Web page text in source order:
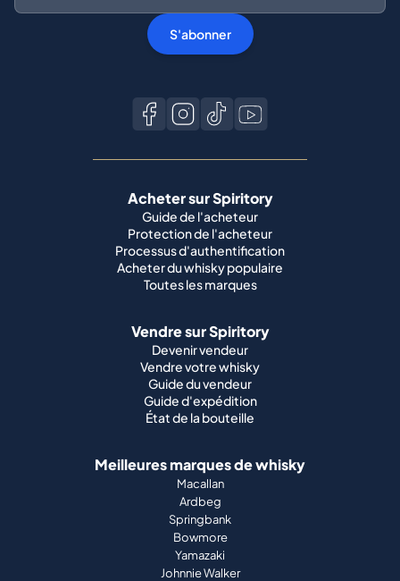
S'abonner
Acheter sur Spiritory
Guide de l'acheteur
Protection de l'acheteur
Processus d'authentification
Acheter du whisky populaire
Toutes les marques
Vendre sur Spiritory
Devenir vendeur
Vendre votre whisky
Guide du vendeur
Guide d'expédition
État de la bouteille
Meilleures marques de whisky
Macallan
Ardbeg
Springbank
Bowmore
Yamazaki
Johnnie Walker